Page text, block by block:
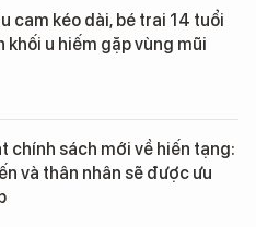
cam kéo dài, bé trai 14 tuổi
khối u hiếm gặp vùng mũi
chính sách mới về hiến tạng:
và thân nhân sẽ được ưu